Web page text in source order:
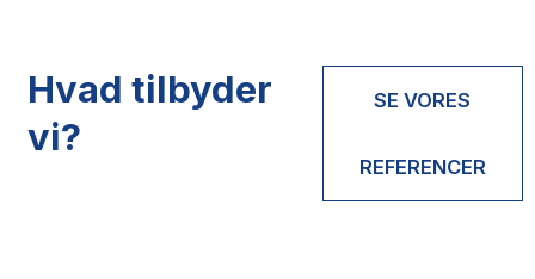
Hvad tilbyder
vi?
SE VORES
REFERENCER